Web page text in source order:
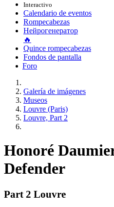
Interactivo
Calendario de eventos
Rompecabezas
Нейрогенератор
🔥
Quince rompecabezas
Fondos de pantalla
Foro
Galería de imágenes
Museos
Louvre (Paris)
Louvre, Part 2
Honoré
Defender
Part 2 Louvre